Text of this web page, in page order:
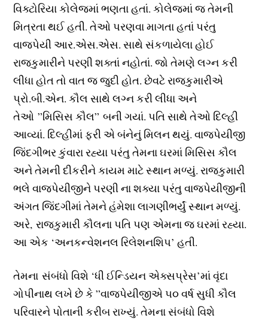
વિક્ટોરિયા કોલેજમાં ભણતા હતાં. કોલેજમાં જ તેમની
મિત્રતા થઈ હતી. તેઓ પરણવા માગતા હતાં પરંતુ
વાજપેયી આર.એસ.એસ. સાથે સંકળાયેલા હોઈ
રાજકુમારીને પરણી શક્તાં નહોતાં. જો તેમણે લગ્ન કરી
લીધા હોત તો વાત જ જુદી હોત. છેવટે રાજકુમારીએ
પ્રો.બી.એન. કૌલ સાથે લગ્ન કરી લીધા અને
તેઓ ”મિસિસ કૌલ” બની ગયાં. પતિ સાથે તેઓ દિલ્હી
આવ્યાં. દિલ્હીમાં ફરી એ બંનેનું મિલન થયું. વાજપેયીજી
જિંદગીભર કુંવારા રહ્યા પરંતુ તેમના ઘરમાં મિસિસ કૌલ
અને તેમની દીકરીને કાયમ માટે સ્થાન મળ્યું. રાજકુમારી
ભલે વાજપેયીજીને પરણી ના શક્યા પરંતુ વાજપેયીજીની
અંગત જિંદગીમાં તેમને હંમેશા લાગણીભર્યું સ્થાન મળ્યું.
અરે, રાજકુમારી કૌલના પતિ પણ એમના જ ઘરમાં રહ્યા.
આ એક ‘અનકન્વેશનલ રિલેશનશિપ’ હતી.
તેમના સંબંધો વિશે ‘ધી ઈન્ડિયન એક્સપ્રેસ’માં વૃંદા
ગોપીનાથ લખે છે કે ”વાજપેયીજીએ ૫૦ વર્ષ સુધી કૌલ
પરિવારને પોતાની કરીબ રાખ્યું. તેમના સંબંધો વિશે